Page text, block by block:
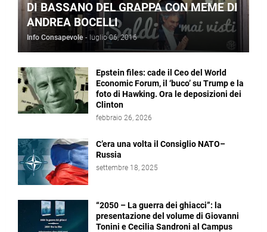
DI BASSANO DEL GRAPPA CON MEME DI
ANDREA BOCELLI
Info Consapevole - luglio 06, 2016
Epstein files: cade il Ceo del World
Economic Forum, il ‘buco’ su Trump e la
foto di Hawking. Ora le deposizioni dei
Clinton
febbraio 26, 2026
C’era una volta il Consiglio NATO–
Russia
settembre 18, 2025
“2050 – La guerra dei ghiacci”: la
presentazione del volume di Giovanni
Tonini e Cecilia Sandroni al Campus